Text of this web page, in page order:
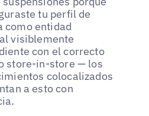
tu perfil de
como entidad
visiblemente
con el correcto
store-in-store — los
colocalizados
a esto con